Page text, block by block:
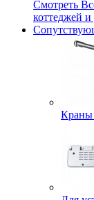
Смотреть
коттеджей
Краны